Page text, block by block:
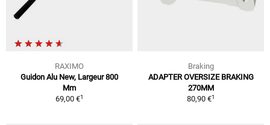
RAXIMO
Guidon Alu New, Largeur 800
Mm
69,00 €1
Braking
ADAPTER OVERSIZE BRAKING
270MM
80,90 €1